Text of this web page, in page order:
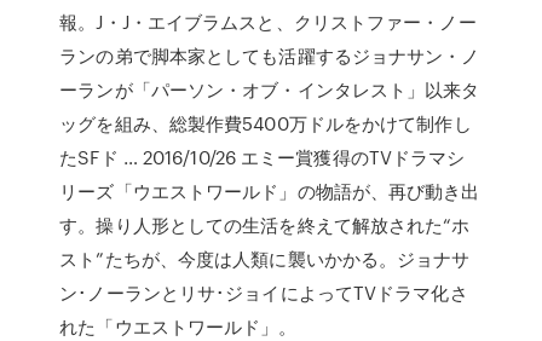
報。J・J・エイブラムスと、クリストファー・ノー
ランの弟で脚本家としても活躍するジョナサン・ノ
ーランが「パーソン・オブ・インタレスト」以来タ
ッグを組み、総製作費5400万ドルをかけて制作し
たSFド … 2016/10/26 エミー賞獲得のTVドラマシ
リーズ「ウエストワールド」の物語が、再び動き出
す。操り人形としての生活を終えて解放された“ホ
スト”たちが、今度は人類に襲いかかる。ジョナサ
ン･ノーランとリサ･ジョイによってTVドラマ化さ
れた「ウエストワールド」。